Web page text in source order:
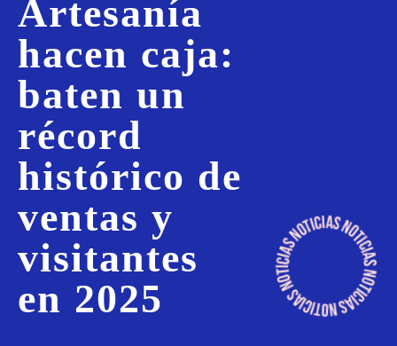
Artesanía
hacen caja:
baten un
récord
histórico de
ventas y
visitantes
en 2025